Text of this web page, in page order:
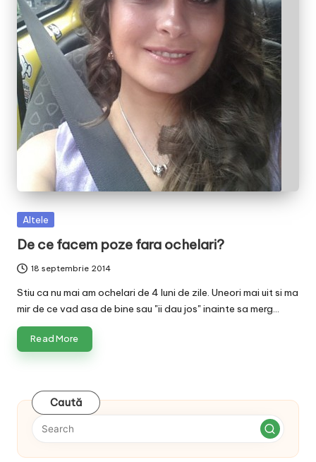
v
a
c
O
nl
in
e
Posted
Altele
De ce facem poze fara ochelari?
18 septembrie 2014
Stiu ca nu mai am ochelari de 4 luni de zile. Uneori mai uit si ma
mir de ce vad asa de bine sau "ii dau jos" inainte sa merg…
Read More
Caută